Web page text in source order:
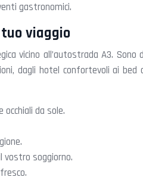
gastronomici.
viaggio
vicino all’autostrada A3.
dagli hotel confortevoli ai
da sole.
vostro soggiorno.